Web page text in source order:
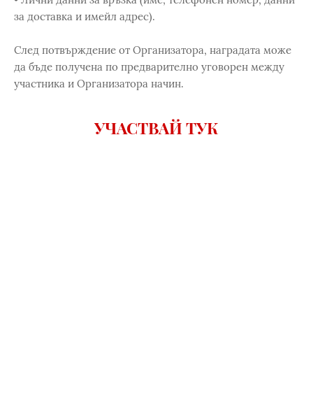
за доставка и имейл адрес).
След потвърждение от Организатора, наградата може
да бъде получена по предварително уговорен между
участника и Организатора начин.
УЧАСТВАЙ ТУК